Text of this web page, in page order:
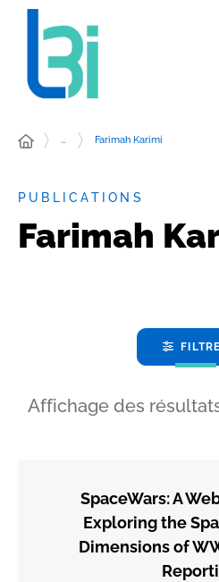
… Farimah Karimi
PUBLICATIONS
Farimah
Affichage des
SpaceWars: A
Exploring the
Dimensions of